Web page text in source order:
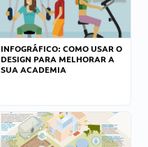
INFOGRÁFICO: COMO USAR O
DESIGN PARA MELHORAR A
SUA ACADEMIA